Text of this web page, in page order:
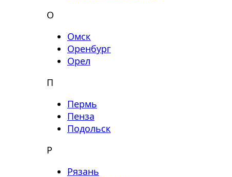
О
Омск
Оренбург
Орел
П
Пермь
Пенза
Подольск
Р
Рязань